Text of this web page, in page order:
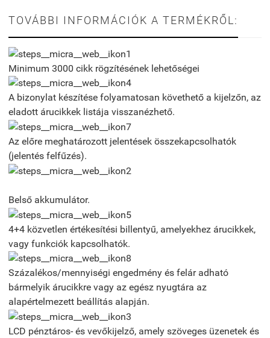
TOVÁBBI INFORMÁCIÓK A TERMÉKRŐL:
Minimum 3000 cikk rögzítésének lehetőségei
A bizonylat készítése folyamatosan követhető a kijelzőn, az
eladott árucikkek listája visszanézhető.
Az előre meghatározott jelentések összekapcsolhatók
(jelentés felfűzés).
Belső akkumulátor.
4+4 közvetlen értékesítési billentyű, amelyekhez árucikkek,
vagy funkciók kapcsolhatók.
Százalékos/mennyiségi engedmény és felár adható
bármelyik árucikkre vagy az egész nyugtára az
alapértelmezett beállítás alapján.
LCD pénztáros- és vevőkijelző, amely szöveges üzenetek és